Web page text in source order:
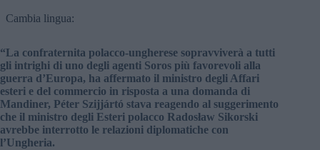
Cambia lingua:
“La confraternita polacco-ungherese sopravviverà a tutti
gli intrighi di uno degli agenti Soros più favorevoli alla
guerra d’Europa, ha affermato il ministro degli Affari
esteri e del commercio in risposta a una domanda di
Mandiner, Péter Szijjártó stava reagendo al suggerimento
che il ministro degli Esteri polacco Radosław Sikorski
avrebbe interrotto le relazioni diplomatiche con
l’Ungheria.